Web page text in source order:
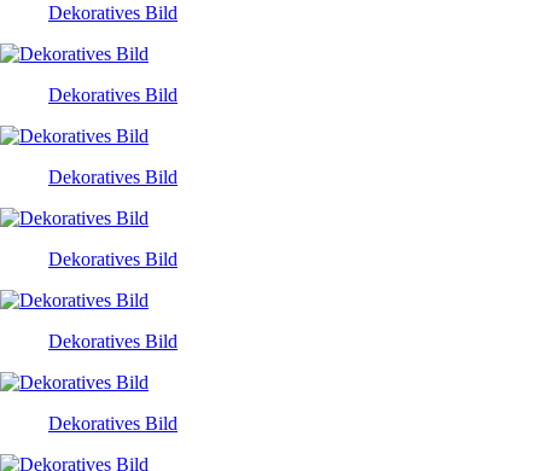
Dekoratives Bild
Dekoratives Bild
Dekoratives Bild
Dekoratives Bild
Dekoratives Bild
Dekoratives Bild